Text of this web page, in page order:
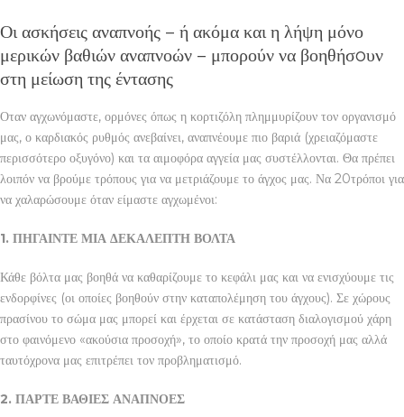
Οι ασκήσεις αναπνοής – ή ακόμα και η λήψη μόνο
μερικών βαθιών αναπνοών – μπορούν να βοηθήσoυν
στη μείωση της έντασης
Οταν αγχωνόμαστε, ορμόνες όπως η κορτιζόλη πλημμυρίζουν τον οργανισμό
μας, ο καρδιακός ρυθμός ανεβαίνει, αναπνέουμε πιο βαριά (χρειαζόμαστε
περισσότερο οξυγόνο) και τα αιμοφόρα αγγεία μας συστέλλονται. Θα πρέπει
λοιπόν να βρούμε τρόπους για να μετριάζουμε το άγχος μας. Να 20τρόποι για
να χαλαρώσουμε όταν είμαστε αγχωμένοι:
1. ΠΗΓΑΙΝΤΕ ΜΙΑ ΔΕΚΑΛΕΠΤΗ ΒΟΛΤΑ
Κάθε βόλτα μας βοηθά να καθαρίζουμε το κεφάλι μας και να ενισχύουμε τις
ενδορφίνες (οι οποίες βοηθούν στην καταπολέμηση του άγχους). Σε χώρους
πρασίνου το σώμα μας μπορεί και έρχεται σε κατάσταση διαλογισμού χάρη
στο φαινόμενο «ακούσια προσοχή», το οποίο κρατά την προσοχή μας αλλά
ταυτόχρονα μας επιτρέπει τον προβληματισμό.
2. ΠΑΡΤΕ ΒΑΘΙΕΣ ΑΝΑΠΝΟΕΣ